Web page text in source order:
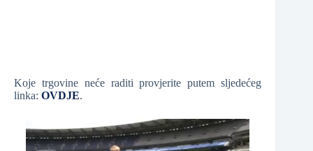
Koje trgovine neće raditi provjerite putem sljedećeg
linka: OVDJE.